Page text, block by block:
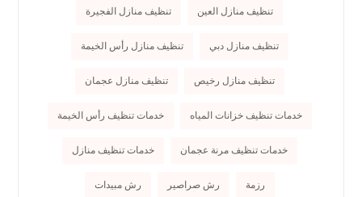
تنظيف منازل العين تنظيف منازل الفجيرة
تنظيف منازل دبي تنظيف منازل رأس الخيمة
تنظيف منازل رخيص تنظيف منازل عجمان
خدمات تنظيف خزانات المياه خدمات تنظيف رأس الخيمة
خدمات تنظيف مرنة عجمان خدمات تنظيف منازل
رزمة رش صراصير رش مبيدات